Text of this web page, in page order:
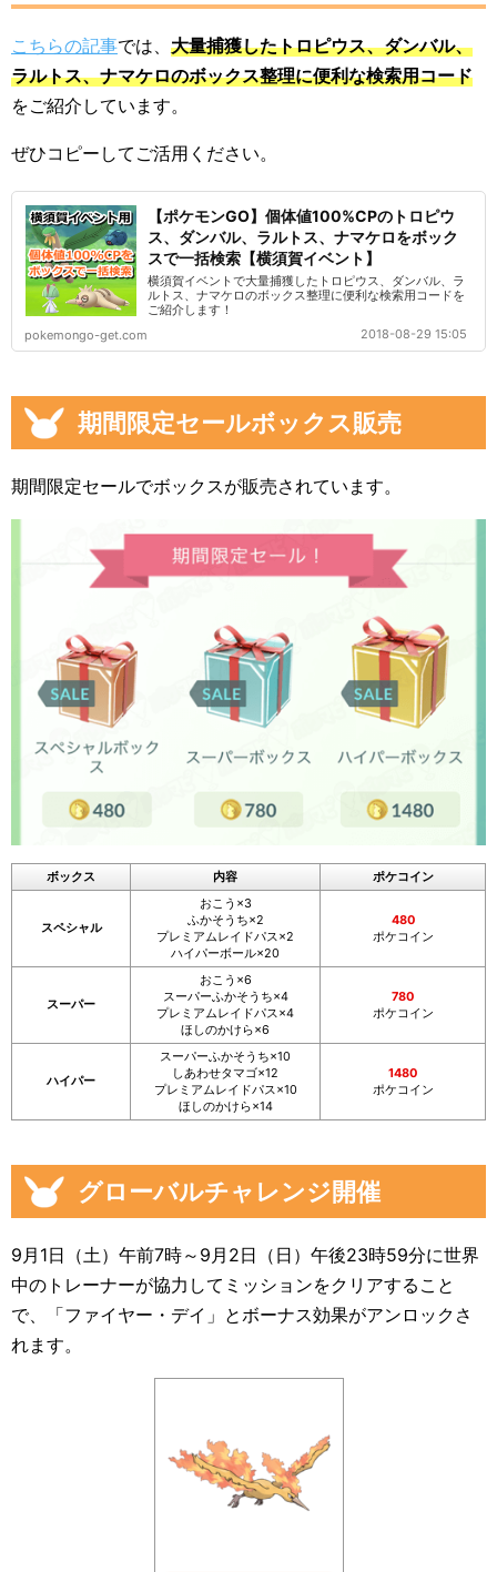
こちらの記事では、 大量捕獲したトロピウス、ダンバル、
ラルトス、ナマケロのボックス整理に便利な検索用コード
をご紹介しています。
ぜひコピーしてご活用ください。
【ポケモンGO】個体値100%CPのトロピウ
ス、ダンバル、ラルトス、ナマケロをボック
スで一括検索【横須賀イベント】
横須賀イベントで大量捕獲したトロピウス、ダンバル、ラ
ルトス、ナマケロのボックス整理に便利な検索用コードを
ご紹介します！
pokemongo-get.com
2018-08-29 15:05
期間限定セールボックス販売
期間限定セールでボックスが販売されています。
ボックス 内容 ポケコイン
スペシャル
おこう×3
ふかそうち×2
プレミアムレイドパス×2
ハイパーボール×20
480
ポケコイン
スーパー
おこう×6
スーパーふかそうち×4
プレミアムレイドパス×4
ほしのかけら×6
780
ポケコイン
ハイパー
スーパーふかそうち×10
しあわせタマゴ×12
プレミアムレイドパス×10
ほしのかけら×14
1480
ポケコイン
グローバルチャレンジ開催
9月1日（土）午前7時～9月2日（日）午後23時59分に世界
中のトレーナーが協力してミッションをクリアすること
で、「ファイヤー・デイ」とボーナス効果がアンロックさ
れます。